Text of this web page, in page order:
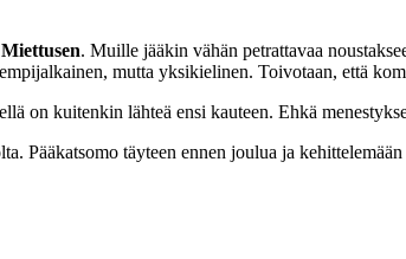
Miettusen. Muille jääkin vähän petrattavaa
mutta yksikielinen. Toivotaan, että
on kuitenkin lähteä ensi kauteen. Ehkä
Pääkatsomo täyteen ennen joulua ja